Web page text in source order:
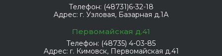
Телефон: (48731)6-32-18
Адрес: г. Узловая, Базарная д.1А
Первомайская д.41
Телефон: (48735) 4-03-85
Адрес: г. Кимовск, Первомайская д.41